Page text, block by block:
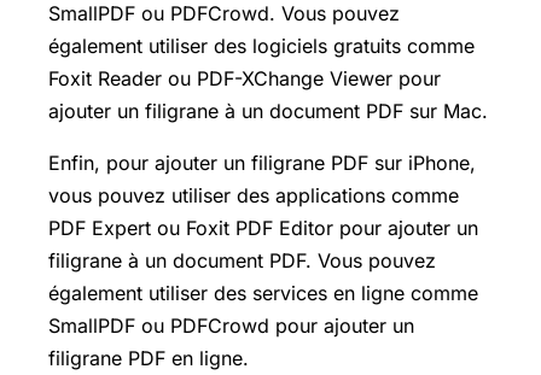
SmallPDF ou PDFCrowd. Vous pouvez
également utiliser des logiciels gratuits comme
Foxit Reader ou PDF-XChange Viewer pour
ajouter un filigrane à un document PDF sur Mac.
Enfin, pour ajouter un filigrane PDF sur iPhone,
vous pouvez utiliser des applications comme
PDF Expert ou Foxit PDF Editor pour ajouter un
filigrane à un document PDF. Vous pouvez
également utiliser des services en ligne comme
SmallPDF ou PDFCrowd pour ajouter un
filigrane PDF en ligne.